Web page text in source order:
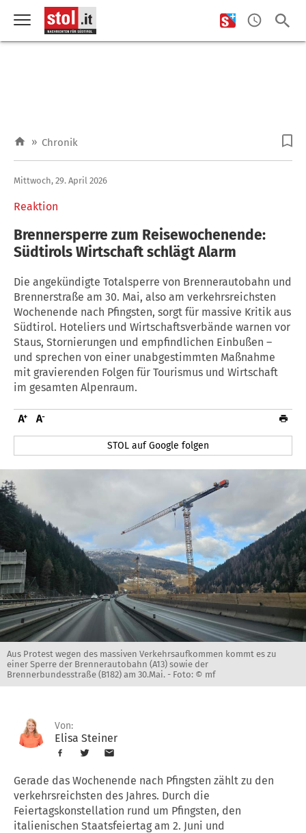
» Chronik
Reaktion
Mittwoch, 29. April 2026
Brennersperre zum Reisewochenende:
Südtirols Wirtschaft schlägt Alarm
Die angekündigte Totalsperre von Brennerautobahn und
Brennerstraße am 30. Mai, also am verkehrsreichsten
Wochenende nach Pfingsten, sorgt für massive Kritik aus
Südtirol. Hoteliers und Wirtschaftsverbände warnen vor
Staus, Stornierungen und empfindlichen Einbußen –
und sprechen von einer unabgestimmten Maßnahme
mit gravierenden Folgen für Tourismus und Wirtschaft
im gesamten Alpenraum.
STOL auf Google folgen
Aus Protest wegen des massiven Verkehrsaufkommen kommt es zu
einer Sperre der Brennerautobahn (A13) sowie der
Brennerbundesstraße (B182) am 30.Mai. - Foto: © mf
Von:
Elisa Steiner
Gerade das Wochenende nach Pfingsten zählt zu den
verkehrsreichsten des Jahres. Durch die
Feiertagskonstellation rund um Pfingsten, den
italienischen Staatsfeiertag am 2. Juni und